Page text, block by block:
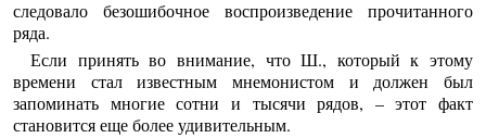
следовало безошибочное воспроизведение прочитанного
ряда.
Если принять во внимание, что Ш., который к этому
времени стал известным мнемонистом и должен был
запоминать многие сотни и тысячи рядов, – этот факт
становится еще более удивительным.